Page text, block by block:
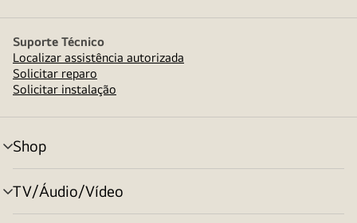
Suporte Técnico
Localizar assistência autorizada
Solicitar reparo
Solicitar instalação
Shop
alternar
menu
TV/Áudio/Vídeo
alternar
menu